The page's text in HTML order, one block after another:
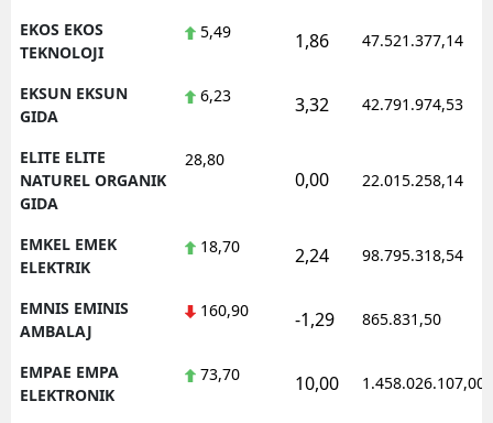
EKOS EKOS
TEKNOLOJI
5,49 1,86 47.521.377,14
EKSUN EKSUN
GIDA
6,23 3,32 42.791.974,53
ELITE ELITE
NATUREL ORGANIK
GIDA
28,80
0,00 22.015.258,14
EMKEL EMEK
ELEKTRIK
18,70 2,24 98.795.318,54
EMNIS EMINIS
AMBALAJ
160,90 -1,29 865.831,50
EMPAE EMPA
ELEKTRONIK
73,70 10,00 1.458.026.107,00